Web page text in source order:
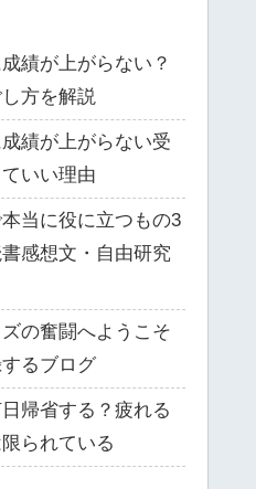
績が上がらない？
方を解説
績が上がらない受
いい理由
当に役に立つもの3
感想文・自由研究
の奮闘へようこそ
するブログ
帰省する？疲れる
られている